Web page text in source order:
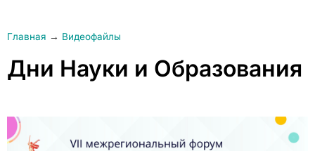
Главная → Видеофайлы
Дни Науки и Образования